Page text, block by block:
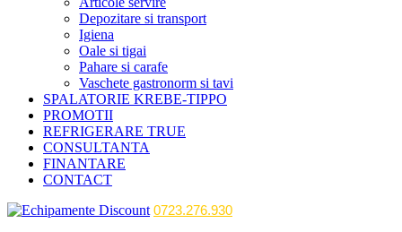
Depozitare si transport
Igiena
Oale si tigai
Pahare si carafe
Vaschete gastronorm si tavi
SPALATORIE KREBE-TIPPO
PROMOTII
REFRIGERARE TRUE
CONSULTANTA
FINANTARE
CONTACT
0723.276.930